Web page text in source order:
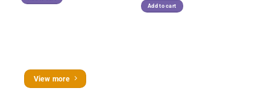
Add to cart
View more